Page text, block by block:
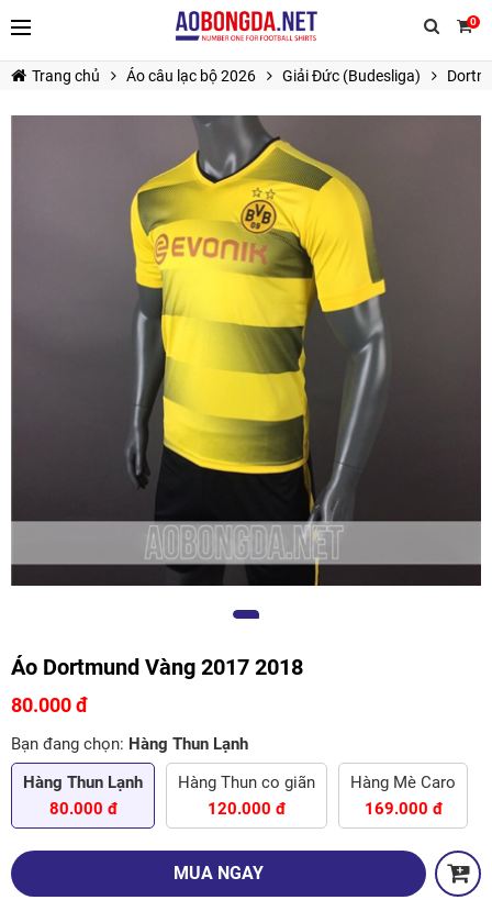
0
TIẾP TỤC MUA HÀNG
Trang chủ Áo câu lạc bộ 2026 Giải Đức (Budesliga)
Áo Dortmund Vàng 2017 2018
80.000 đ
Bạn đang chọn: Hàng Thun Lạnh
Hàng Thun Lạnh
80.000 đ
Hàng Thun co giãn
120.000 đ
Hàng Mè Caro
169.000 đ
MUA NGAY